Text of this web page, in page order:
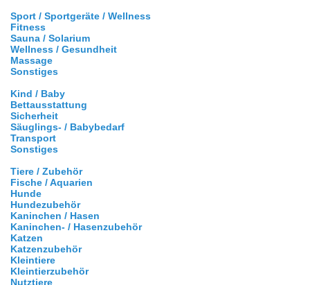
Sport / Sportgeräte / Wellness
Fitness
Sauna / Solarium
Wellness / Gesundheit
Massage
Sonstiges
Kind / Baby
Bettausstattung
Sicherheit
Säuglings- / Babybedarf
Transport
Sonstiges
Tiere / Zubehör
Fische / Aquarien
Hunde
Hundezubehör
Kaninchen / Hasen
Kaninchen- / Hasenzubehör
Katzen
Katzenzubehör
Kleintiere
Kleintierzubehör
Nutztiere